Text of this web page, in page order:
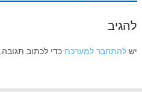
להגיב
יש להתחבר למערכת כדי לכתוב תגובה.